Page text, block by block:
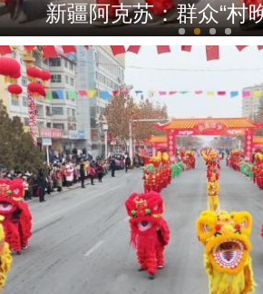
新疆阿克苏：群众“村